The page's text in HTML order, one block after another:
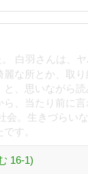
白羽さんは、
な所とか、取り
、思いながら
、当たり前に言
。生きづらい
す。
16-1)